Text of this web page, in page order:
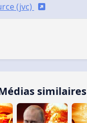
(jvc)
similaires